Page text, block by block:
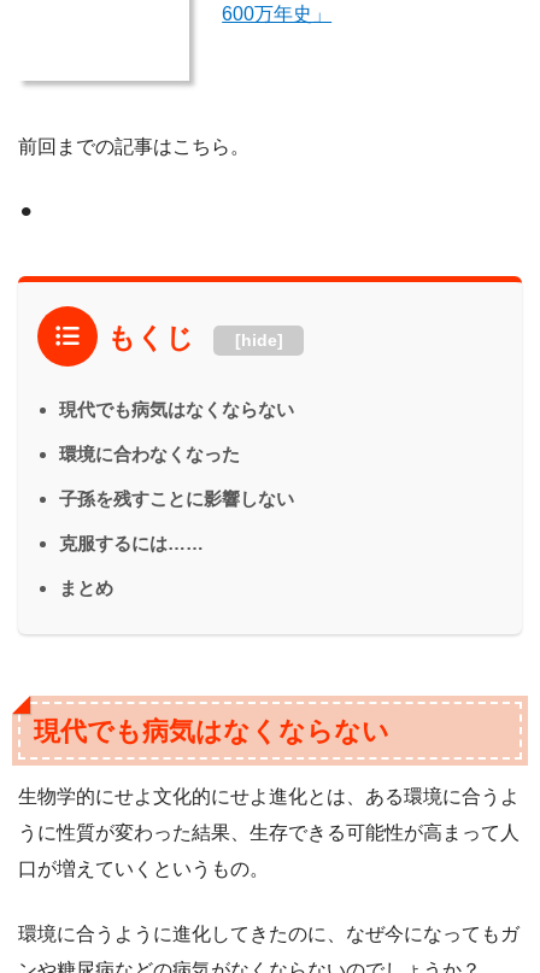
600万年史」
前回までの記事はこちら。
⚫︎
もくじ [hide]
現代でも病気はなくならない
環境に合わなくなった
子孫を残すことに影響しない
克服するには……
まとめ
現代でも病気はなくならない
生物学的にせよ文化的にせよ進化とは、ある環境に合うよ
うに性質が変わった結果、生存できる可能性が高まって人
口が増えていくというもの。
環境に合うように進化してきたのに、なぜ今になってもガ